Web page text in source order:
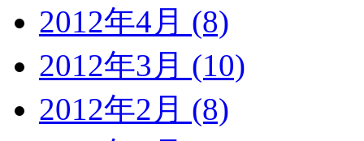
2012年4月 (8)
2012年3月 (10)
2012年2月 (8)